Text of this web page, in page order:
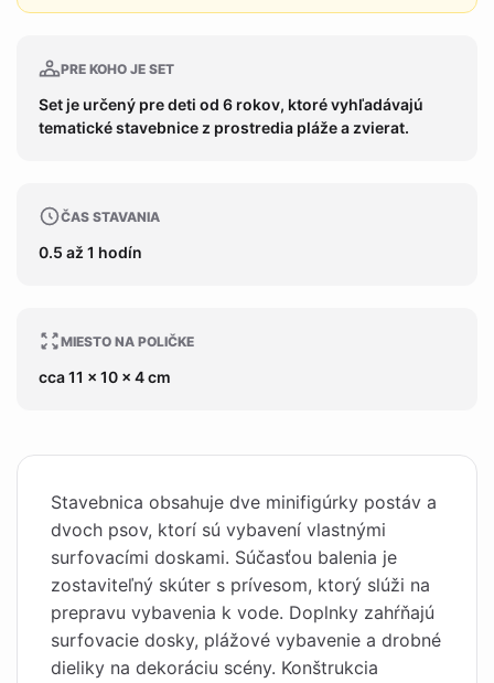
PRE KOHO JE SET
Set je určený pre deti od 6 rokov, ktoré vyhľadávajú
tematické stavebnice z prostredia pláže a zvierat.
ČAS STAVANIA
0.5 až 1 hodín
MIESTO NA POLIČKE
cca 11 x 10 x 4 cm
Stavebnica obsahuje dve minifigúrky postáv a
dvoch psov, ktorí sú vybavení vlastnými
surfovacími doskami. Súčasťou balenia je
zostaviteľný skúter s prívesom, ktorý slúži na
prepravu vybavenia k vode. Doplnky zahŕňajú
surfovacie dosky, plážové vybavenie a drobné
dieliky na dekoráciu scény. Konštrukcia